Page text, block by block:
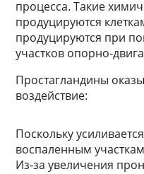
процесса. Такие
продуцируются
продуцируются при
участков опорно-
Простагландины
воздействие:
Поскольку
воспаленным
Из-за увеличения